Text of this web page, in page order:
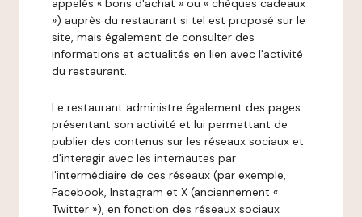
appelés « bons d'achat » ou « chèques cadeaux
») auprès du restaurant si tel est proposé sur le
site, mais également de consulter des
informations et actualités en lien avec l'activité
du restaurant.
Le restaurant administre également des pages
présentant son activité et lui permettant de
publier des contenus sur les réseaux sociaux et
d'interagir avec les internautes par
l'intermédiaire de ces réseaux (par exemple,
Facebook, Instagram et X (anciennement «
Twitter »), en fonction des réseaux sociaux